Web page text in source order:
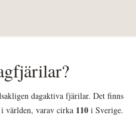
dagaktiva fjärilar. Det finns
världen, varav cirka 110 i Sverige.